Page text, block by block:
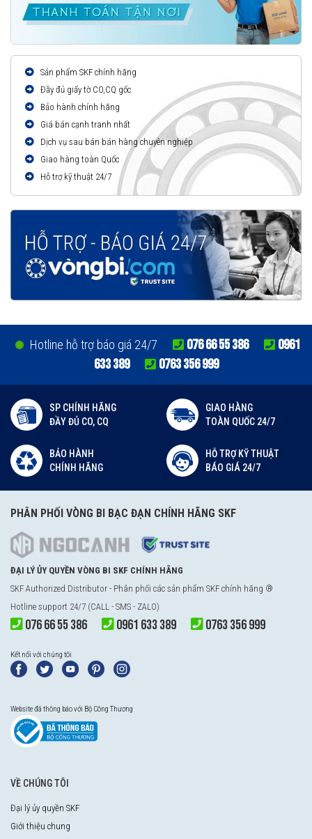
Sản phẩm SKF chính hãng
Đầy đủ giấy tờ CO,CQ gốc
Bảo hành chính hãng
Giá bán cạnh tranh nhất
Dịch vụ sau bán bán hàng chuyên nghiệp
Giao hàng toàn Quốc
Hỗ trợ kỹ thuật 24/7
Hotline hỗ trợ báo giá 24/7 076 66 55 386
0961
633 389
0763 356 999
SP CHÍNH HÃNG
ĐẦY ĐỦ CO, CQ
GIAO HÀNG
TOÀN QUỐC 24/7
BẢO HÀNH
CHÍNH HÃNG
HỖ TRỢ KỸ THUẬT
BÁO GIÁ 24/7
PHÂN PHỐI VÒNG BI BẠC ĐẠN CHÍNH HÃNG SKF
ĐẠI LÝ ỦY QUYỀN VÒNG BI SKF CHÍNH HÃNG
SKF Authorized Distributor - Phân phối các sản phẩm SKF chính hãng ®
Hotline support 24/7 (CALL - SMS - ZALO)
076 66 55 386 0961 633 389 0763 356 999
Kết nối với chúng tôi
Website đã thông báo với Bộ Công Thương
VỀ CHÚNG TÔI
Đại lý ủy quyền SKF
Giới thiệu chung